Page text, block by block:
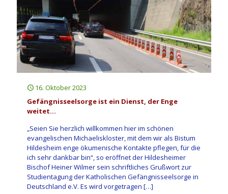
16. Oktober 2023
Gefängnisseelsorge ist ein Dienst, der Enge
weitet…
„Seien Sie herzlich willkommen hier im schönen
evangelischen Michaeliskloster, mit dem wir als Bistum
Hildesheim enge ökumenische Kontakte pflegen, für die
ich sehr dankbar bin“, so eröffnet der Hildesheimer
Bischof Heiner Wilmer sein schriftliches Grußwort zur
Studientagung der Katholischen Gefängnisseelsorge in
Deutschland e.V. Es wird vorgetragen […]